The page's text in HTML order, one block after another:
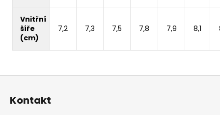
Vnitřní
šíře
(cm)
7,2 7,3 7,5 7,8 7,9 8,1
Z
Kontakt